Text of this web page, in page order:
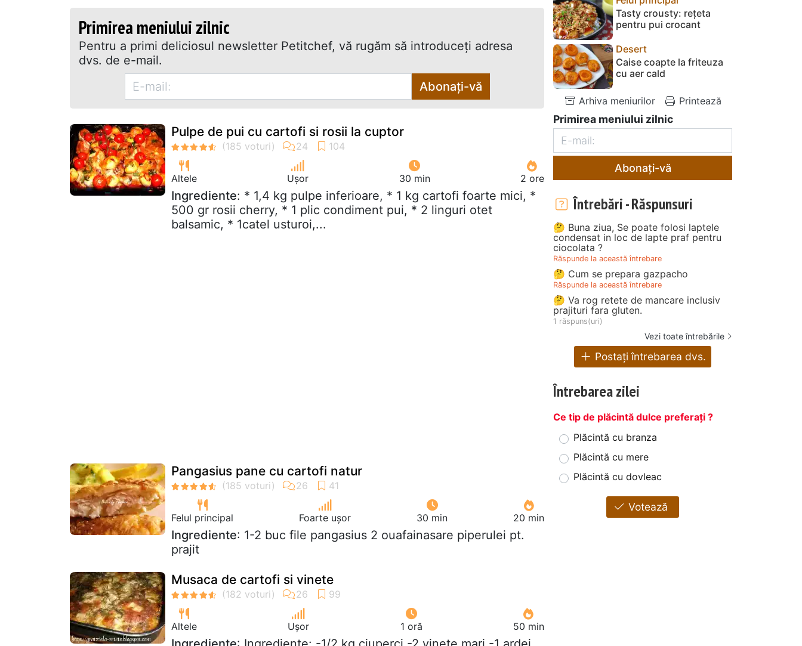
Primirea meniului zilnic
Pentru a primi deliciosul newsletter Petitchef, vă rugăm să introduceţi adresa
dvs. de e-mail.
Abonați-vă
Pulpe de pui cu cartofi si rosii la cuptor
Altele Ușor 30 min 2 ore
Ingrediente: * 1,4 kg pulpe inferioare, * 1 kg cartofi foarte mici, *
500 gr rosii cherry, * 1 plic condiment pui, * 2 linguri otet
balsamic, * 1catel usturoi,...
Pangasius pane cu cartofi natur
Felul principal Foarte ușor 30 min 20 min
Ingrediente: 1-2 buc file pangasius 2 ouafainasare piperulei pt.
prajit
Musaca de cartofi si vinete
Altele Ușor 1 oră 50 min
Tasty crousty: rețeta
pentru pui crocant
Desert
Caise coapte la friteuza
cu aer cald
Arhiva meniurilor Printează
Primirea meniului zilnic
Abonați-vă
Întrebări - Răspunsuri
🤔 Buna ziua, Se poate folosi laptele
condensat in loc de lapte praf pentru
ciocolata ?
Răspunde la această întrebare
🤔 Cum se prepara gazpacho
Răspunde la această întrebare
🤔 Va rog retete de mancare inclusiv
prajituri fara gluten.
1 răspuns(uri)
Vezi toate întrebările
Postați întrebarea dvs.
Întrebarea zilei
Ce tip de plăcintă dulce preferați ?
Plăcintă cu branza
Plăcintă cu mere
Plăcintă cu dovleac
Votează